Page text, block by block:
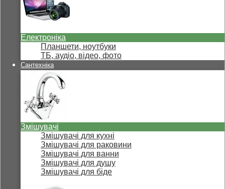
Електроніка
Планшети, ноутбуки
ТБ, аудіо, відео, фото
Сантехніка
Змішувачі
Змішувачі для кухні
Змішувачі для раковини
Змішувачі для ванни
Змішувачі для душу
Змішувачі для біде